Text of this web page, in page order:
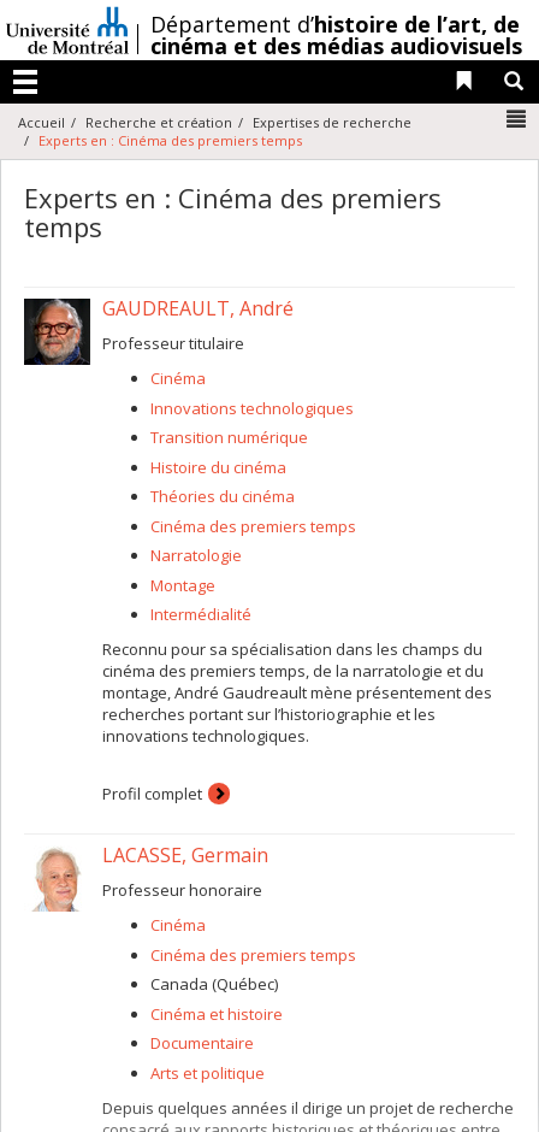
au
contenu
/Département d’histoire de l’art, de
cinéma et des médias audiovisuels
Menu
Liens
Accueil Recherche et création
Expertises de recherche
Experts en : Cinéma des premiers temps
Experts en : Cinéma des premiers
temps
GAUDREAULT, André
Professeur titulaire
Cinéma
Innovations technologiques
Transition numérique
Histoire du cinéma
Théories du cinéma
Cinéma des premiers temps
Narratologie
Montage
Intermédialité
Reconnu pour sa spécialisation dans les champs du
cinéma des premiers temps, de la narratologie et du
montage, André Gaudreault mène présentement des
recherches portant sur l’historiographie et les
innovations technologiques.
Profil complet
LACASSE, Germain
Professeur honoraire
Cinéma
Cinéma des premiers temps
Canada (Québec)
Cinéma et histoire
Documentaire
Arts et politique
Depuis quelques années il dirige un projet de recherche